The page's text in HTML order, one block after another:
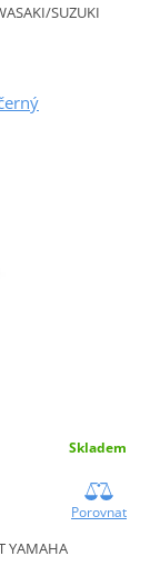
SUZUKI
Skladem
Porovnat
YAMAHA